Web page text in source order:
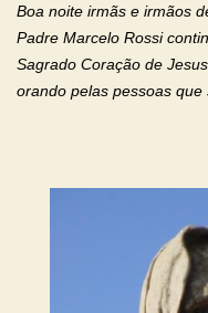
agradeço de coração ao
Boa noite irmãs e irmãos
Padre Marcelo Rossi
Sagrado Coração de
orando pelas pessoas que
esta abençoada semana
Momento de Fé, vamos
orações com o Padre
tenha fé, creia
Kairós aconteça em sua